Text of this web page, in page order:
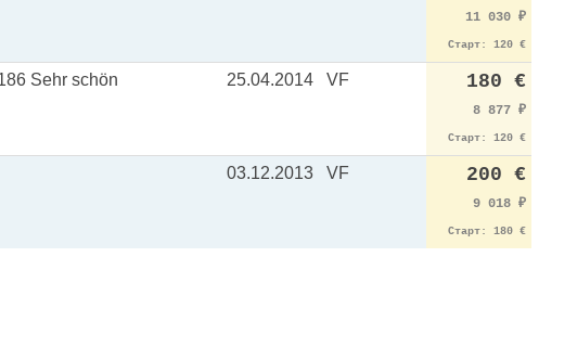
11 030 ₽
Старт: 120 €
Sehr schön 25.04.2014 VF 180 €
8 877 ₽
Старт: 120 €
03.12.2013 VF 200 €
9 018 ₽
Старт: 180 €